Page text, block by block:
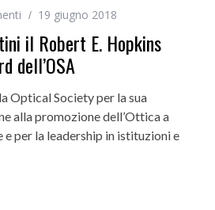
19 giugno 2018
il Robert E. Hopkins
dell’OSA
Optical Society per la sua
alla promozione dell’Ottica a
per la leadership in istituzioni e